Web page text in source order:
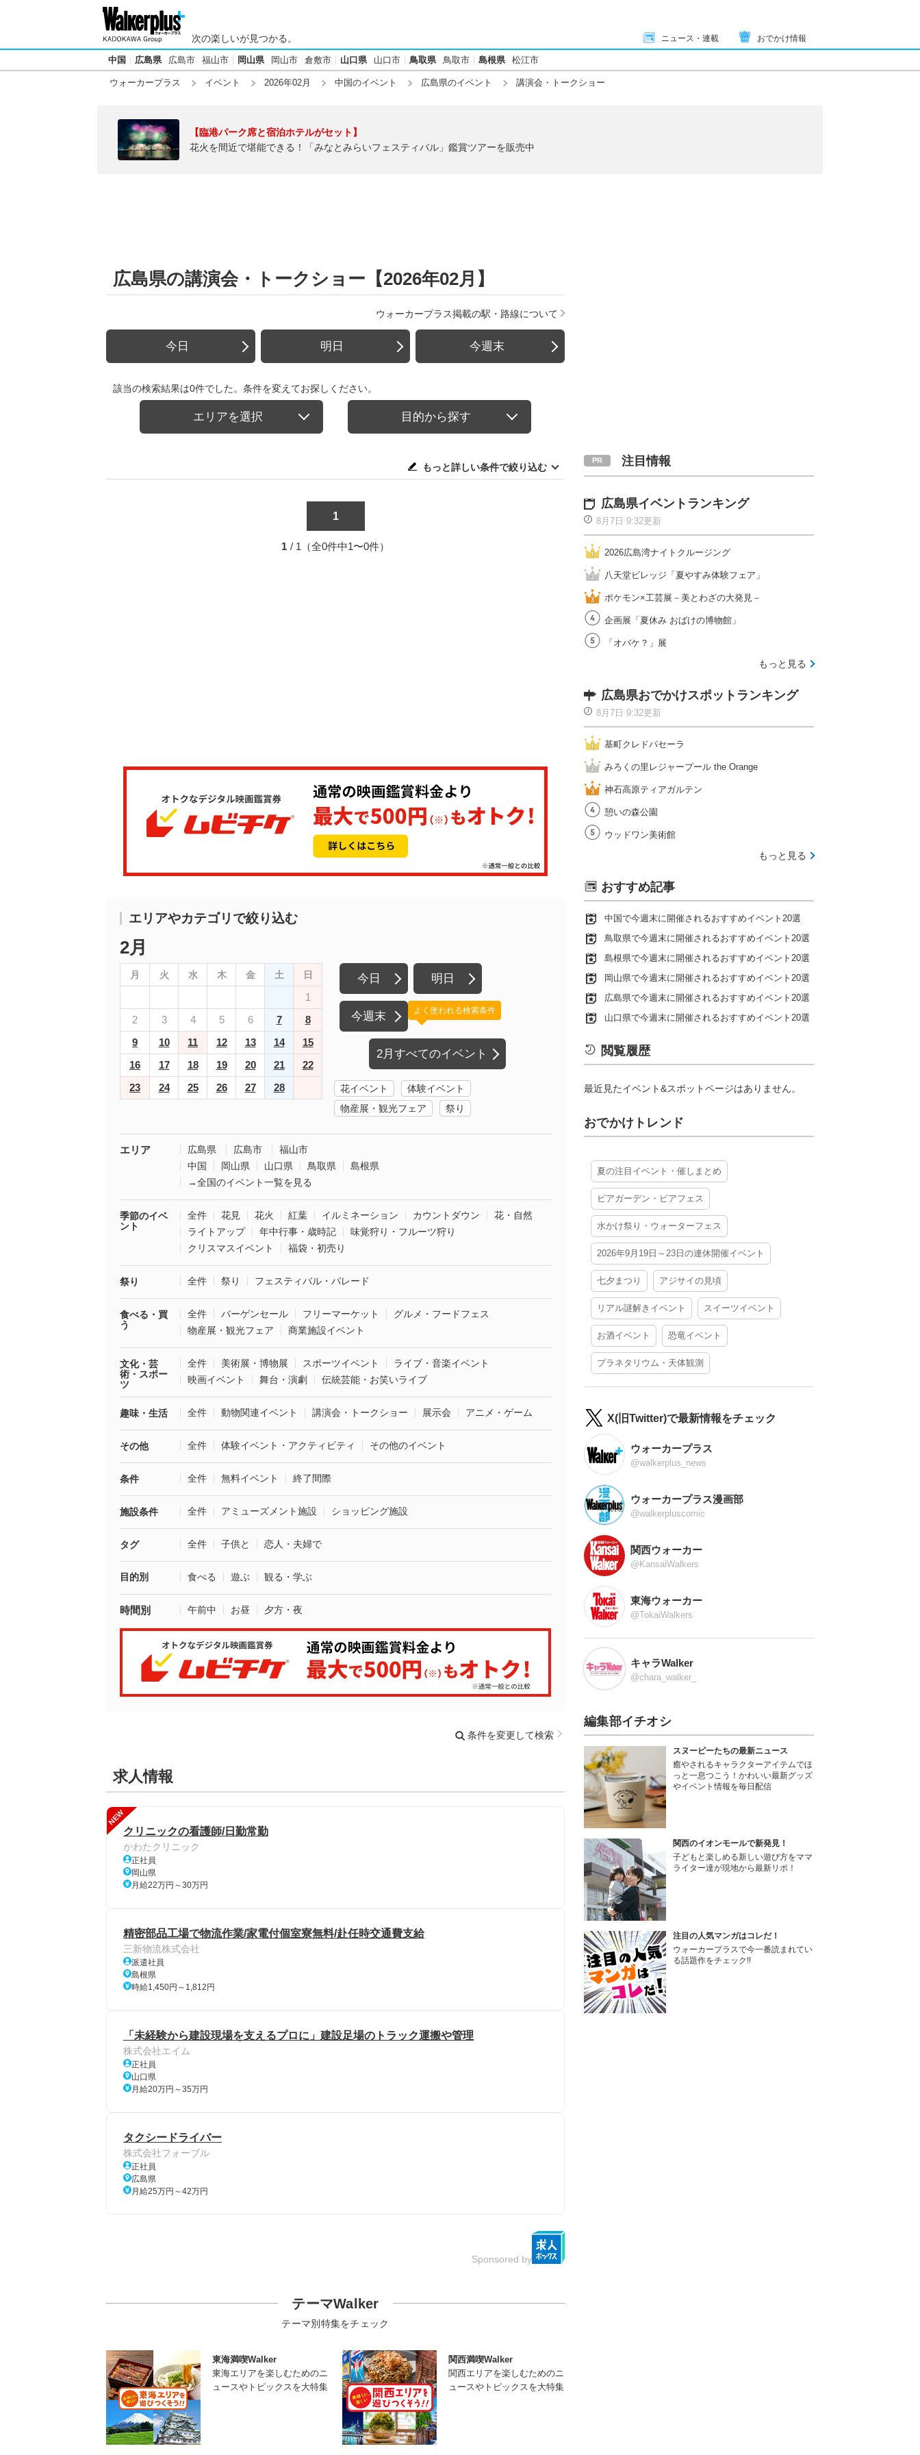
次の楽しいが見つかる。 ニュース・連載 おでかけ情報
中国 広島県 広島市 福山市 岡山県 岡山市 倉敷市 山口県 山口市 鳥取県 鳥取市 島根県 松江市
ウォーカープラス イベント 2026年02月 中国のイベント 広島県のイベント 講演会・トークショー
【臨港パーク席と宿泊ホテルがセット】
花火を間近で堪能できる！「みなとみらいフェスティバル」鑑賞ツアーを販売中
広島県の講演会・トークショー【2026年02月】
ウォーカープラス掲載の駅・路線について
今日 明日 今週末
該当の検索結果は0件でした。条件を変えてお探しください。
エリアを選択 目的から探す
もっと詳しい条件で絞り込む
1
1 / 1（全0件中1〜0件）
エリアやカテゴリで絞り込む
2月
月 火 水 木 金 土 日
1
2
3 4 5 6 7
8
9
10 11 12 13 14
15
16
17 18 19 20 21
22
23
24 25 26 27 28
今日 明日
今週末
2月すべてのイベント
よく使われる検索条件
花イベント
体験イベント
物産展・観光フェア
祭り
エリア 広島県 広島市
福山市
中国
岡山県 山口県 鳥取県
島根県
→全国のイベント一覧を見る
季節のイベ
ント
全件 花見 花火 紅葉 イルミネーション カウントダウン
花・自然
ライトアップ
年中行事・歳時記
味覚狩り・フルーツ狩り
クリスマスイベント
福袋・初売り
祭り 全件 祭り フェスティバル・パレード
食べる・買
う
全件 バーゲンセール フリーマーケット
グルメ・フードフェス
物産展・観光フェア
商業施設イベント
文化・芸
術・スポー
ツ
全件 美術展・博物展 スポーツイベント
ライブ・音楽イベント
映画イベント
舞台・演劇 伝統芸能・お笑いライブ
趣味・生活 全件 動物関連イベント 講演会・トークショー 展示会 アニメ・ゲーム
その他 全件 体験イベント・アクティビティ その他のイベント
条件 全件 無料イベント 終了間際
施設条件 全件 アミューズメント施設 ショッピング施設
タグ 全件 子供と 恋人・夫婦で
目的別 食べる 遊ぶ 観る・学ぶ
時間別 午前中 お昼 夕方・夜
条件を変更して検索
求人情報
NEW
クリニックの看護師/日勤常勤
かわたクリニック
正社員
岡山県
月給22万円～30万円
精密部品工場で物流作業/家電付個室寮無料/赴任時交通費支給
三新物流株式会社
派遣社員
島根県
時給1,450円～1,812円
「未経験から建設現場を支えるプロに」建設足場のトラック運搬や管理
株式会社エイム
正社員
山口県
月給20万円～35万円
タクシードライバー
株式会社フォーブル
正社員
広島県
月給25万円～42万円
Sponsored by
テーマWalker
テーマ別特集をチェック
東海満喫Walker
東海エリアを楽しむためのニ
ュースやトピックスを大特集
関西満喫Walker
関西エリアを楽しむためのニ
ュースやトピックスを大特集
注目情報
広島県イベントランキング
8月7日 9:32更新
2026広島湾ナイトクルージング
八天堂ビレッジ「夏やすみ体験フェア」
ポケモン×工芸展－美とわざの大発見－
企画展「夏休み おばけの博物館」
「オバケ？」展
もっと見る
広島県おでかけスポットランキング
8月7日 9:32更新
基町クレドパセーラ
みろくの里レジャープール the Orange
神石高原ティアガルテン
憩いの森公園
ウッドワン美術館
もっと見る
おすすめ記事
中国で今週末に開催されるおすすめイベント20選
鳥取県で今週末に開催されるおすすめイベント20選
島根県で今週末に開催されるおすすめイベント20選
岡山県で今週末に開催されるおすすめイベント20選
広島県で今週末に開催されるおすすめイベント20選
山口県で今週末に開催されるおすすめイベント20選
閲覧履歴
最近見たイベント&スポットページはありません。
おでかけトレンド
夏の注目イベント・催しまとめ
ビアガーデン・ビアフェス
水かけ祭り・ウォーターフェス
2026年9月19日～23日の連休開催イベント
七夕まつり アジサイの見頃
リアル謎解きイベント スイーツイベント
お酒イベント 恐竜イベント
プラネタリウム・天体観測
X(旧Twitter)で最新情報をチェック
ウォーカープラス
@walkerplus_news
ウォーカープラス漫画部
@walkerpluscomic
関西ウォーカー
@KansaiWalkers
東海ウォーカー
@TokaiWalkers
キャラWalker
@chara_walker_
編集部イチオシ
スヌーピーたちの最新ニュース
癒やされるキャラクターアイテムでほ
っと一息つこう！かわいい最新グッズ
やイベント情報を毎日配信
関西のイオンモールで新発見！
子どもと楽しめる新しい遊び方をママ
ライター達が現地から最新リポ！
注目の人気マンガはコレだ！
ウォーカープラスで今一番読まれてい
る話題作をチェック!!